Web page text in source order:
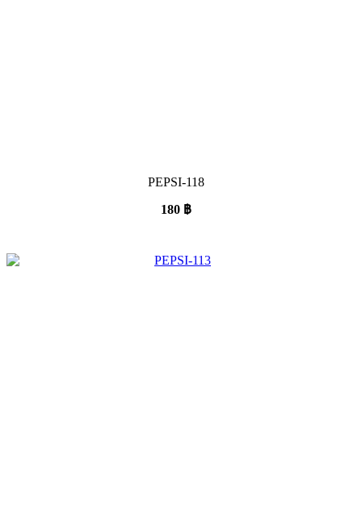
PEPSI-118
180 ฿